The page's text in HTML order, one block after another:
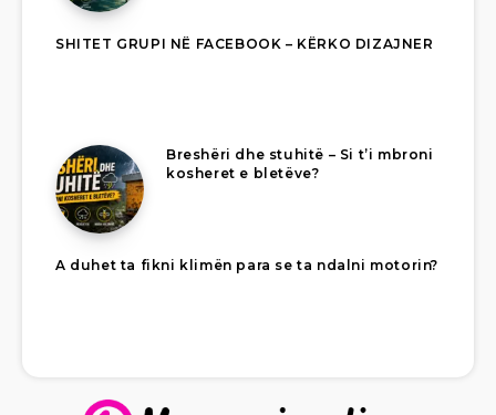
SHITET GRUPI NË FACEBOOK – KËRKO DIZAJNER
Breshëri dhe stuhitë – Si t’i mbroni
kosheret e bletëve?
A duhet ta fikni klimën para se ta ndalni motorin?